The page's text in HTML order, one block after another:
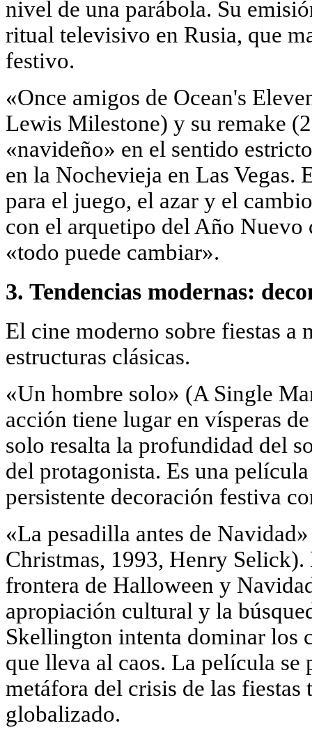
nivel de una parábola. Su
ritual televisivo en Rusia, que
festivo.
«Once amigos de Ocean's
Lewis Milestone) y su remake
«navideño» en el sentido
en la Nochevieja en Las Vegas.
para el juego, el azar y el
con el arquetipo del Año Nuevo
«todo puede cambiar».
3. Tendencias modernas:
El cine moderno sobre fiestas a
estructuras clásicas.
«Un hombre solo» (A Single
acción tiene lugar en vísperas
solo resalta la profundidad del
del protagonista. Es una
persistente decoración festiva
«La pesadilla antes de
Christmas, 1993, Henry
frontera de Halloween y
apropiación cultural y la
Skellington intenta dominar los
que lleva al caos. La película se
metáfora del crisis de las
globalizado.